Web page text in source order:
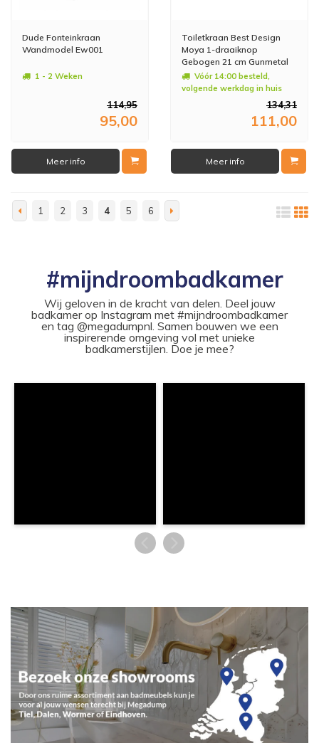
Dude Fonteinkraan
Wandmodel Ew001
1 - 2 Weken
114,95
95,00
Meer info
Toiletkraan Best Design
Moya 1-draaiknop
Gebogen 21 cm Gunmetal
Vóór 14:00 besteld,
volgende werkdag in huis
134,31
111,00
Meer info
1 2 3 4 5 6
#mijndroombadkamer
Wij geloven in de kracht van delen. Deel jouw
badkamer op Instagram met #mijndroombadkamer
en tag @megadumpnl. Samen bouwen we een
inspirerende omgeving vol met unieke
badkamerstijlen. Doe je mee?